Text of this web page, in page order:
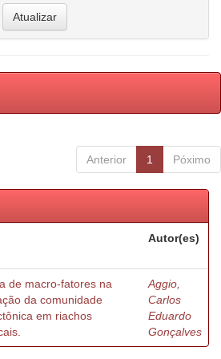
Anterior 1 Póximo
Autor(es)
de macro-fatores na
da comunidade
em riachos
Aggio,
Carlos
Eduardo
Gonçalves